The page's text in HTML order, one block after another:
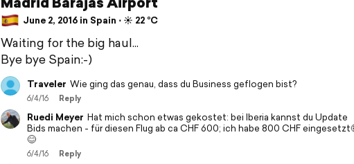
June 2, 2016 in Spain ⋅ ☀️ 22 °C
Waiting for the big haul...
Bye bye Spain:-)
Traveler Wie ging das genau, dass du Business geflogen bist?
6/4/16 Reply
Ruedi Meyer Hat mich schon etwas gekostet: bei Iberia kannst du Update
Bids machen - für diesen Flug ab ca CHF 600; ich habe 800 CHF
😊
6/4/16 Reply